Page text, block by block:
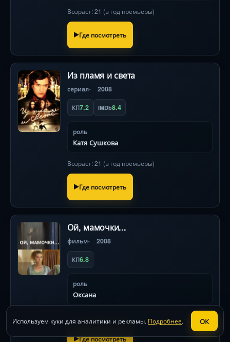
Возраст: 21 (в год премьеры)
Где посмотреть
Из пламя и света
сериал 2008
КП7.2 IMDb8.4
роль
Катя Сушкова
Возраст: 21 (в год премьеры)
Где посмотреть
Ой, мамочки...
фильм 2008
КП6.8
роль
Оксана
Где посмотреть
Используем куки для аналитики и рекламы. Подробнее. ОК